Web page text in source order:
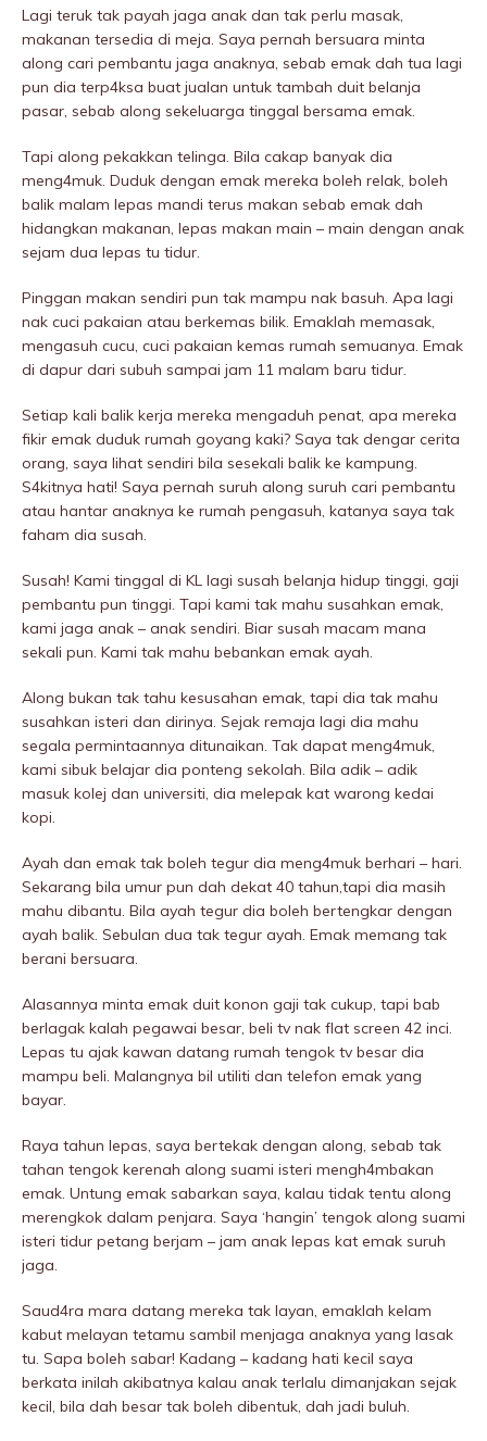
Lagi teruk tak payah jaga anak dan tak perlu masak,
makanan tersedia di meja. Saya pernah bersuara minta
along cari pembantu jaga anaknya, sebab emak dah tua lagi
pun dia terp4ksa buat jualan untuk tambah duit belanja
pasar, sebab along sekeluarga tinggal bersama emak.
Tapi along pekakkan telinga. Bila cakap banyak dia
meng4muk. Duduk dengan emak mereka boleh relak, boleh
balik malam lepas mandi terus makan sebab emak dah
hidangkan makanan, lepas makan main – main dengan anak
sejam dua lepas tu tidur.
Pinggan makan sendiri pun tak mampu nak basuh. Apa lagi
nak cuci pakaian atau berkemas bilik. Emaklah memasak,
mengasuh cucu, cuci pakaian kemas rumah semuanya. Emak
di dapur dari subuh sampai jam 11 malam baru tidur.
Setiap kali balik kerja mereka mengaduh penat, apa mereka
fikir emak duduk rumah goyang kaki? Saya tak dengar cerita
orang, saya lihat sendiri bila sesekali balik ke kampung.
S4kitnya hati! Saya pernah suruh along suruh cari pembantu
atau hantar anaknya ke rumah pengasuh, katanya saya tak
faham dia susah.
Susah! Kami tinggal di KL lagi susah belanja hidup tinggi, gaji
pembantu pun tinggi. Tapi kami tak mahu susahkan emak,
kami jaga anak – anak sendiri. Biar susah macam mana
sekali pun. Kami tak mahu bebankan emak ayah.
Along bukan tak tahu kesusahan emak, tapi dia tak mahu
susahkan isteri dan dirinya. Sejak remaja lagi dia mahu
segala permintaannya ditunaikan. Tak dapat meng4muk,
kami sibuk belajar dia ponteng sekolah. Bila adik – adik
masuk kolej dan universiti, dia melepak kat warong kedai
kopi.
Ayah dan emak tak boleh tegur dia meng4muk berhari – hari.
Sekarang bila umur pun dah dekat 40 tahun,tapi dia masih
mahu dibantu. Bila ayah tegur dia boleh bertengkar dengan
ayah balik. Sebulan dua tak tegur ayah. Emak memang tak
berani bersuara.
Alasannya minta emak duit konon gaji tak cukup, tapi bab
berlagak kalah pegawai besar, beli tv nak flat screen 42 inci.
Lepas tu ajak kawan datang rumah tengok tv besar dia
mampu beli. MaIangnya bil utiliti dan telefon emak yang
bayar.
Raya tahun lepas, saya bertekak dengan along, sebab tak
tahan tengok kerenah along suami isteri mengh4mbakan
emak. Untung emak sabarkan saya, kalau tidak tentu along
merengkok dalam penjara. Saya ‘hangin’ tengok along suami
isteri tidur petang berjam – jam anak lepas kat emak suruh
jaga.
Saud4ra mara datang mereka tak layan, emaklah kelam
kabut melayan tetamu sambil menjaga anaknya yang lasak
tu. Sapa boleh sabar! Kadang – kadang hati kecil saya
berkata inilah akibatnya kalau anak terlalu dimanjakan sejak
kecil, bila dah besar tak boleh dibentuk, dah jadi buluh.